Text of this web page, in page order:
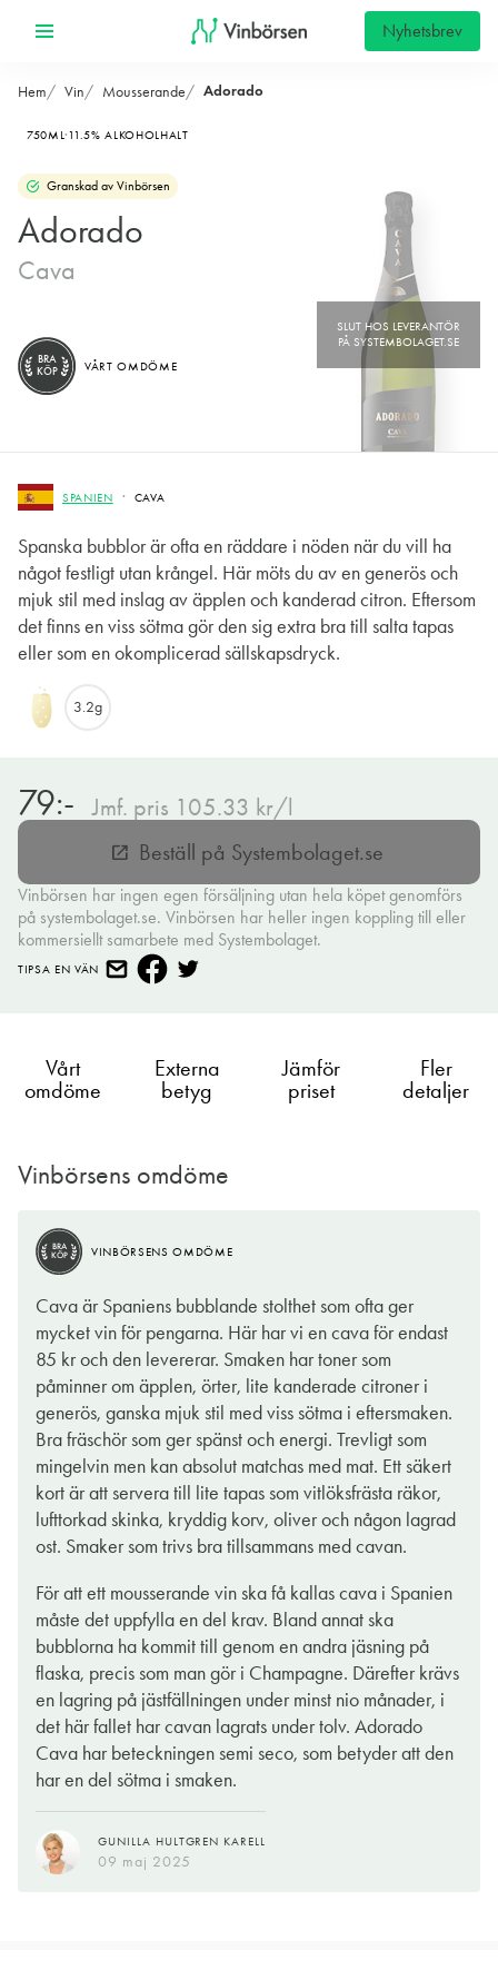
Nyhetsbrev
Hem Vin Mousserande Adorado
750ML 11.5% ALKOHOLHALT
Granskad av Vinbörsen
Adorado
Cava
SPANIEN CAVA
Spanska bubblor är ofta en räddare i nöden när du vill ha
något festligt utan krångel. Här möts du av en generös och
mjuk stil med inslag av äpplen och kanderad citron. Eftersom
det finns en viss sötma gör den sig extra bra till salta tapas
eller som en okomplicerad sällskapsdryck.
BRA
KÖP
VÅRT OMDÖME
3.2g
79:- Jmf. pris 105.33 kr/l
open_in_new Beställ på Systembolaget.se
Vinbörsen har ingen egen försäljning utan hela köpet genomförs
på systembolaget.se. Vinbörsen har heller ingen koppling till eller
kommersiellt samarbete med Systembolaget.
TIPSA EN VÄN
Vårt
omdöme
Externa
betyg
Jämför
priset
Fler
detaljer
Vinbörsens omdöme
BRA
KÖP
VINBÖRSENS OMDÖME
Cava är Spaniens bubblande stolthet som ofta ger
mycket vin för pengarna. Här har vi en cava för endast
85 kr och den levererar. Smaken har toner som
påminner om äpplen, örter, lite kanderade citroner i
generös, ganska mjuk stil med viss sötma i eftersmaken.
Bra fräschör som ger spänst och energi. Trevligt som
mingelvin men kan absolut matchas med mat. Ett säkert
kort är att servera till lite tapas som vitlöksfrästa räkor,
lufttorkad skinka, kryddig korv, oliver och någon lagrad
ost. Smaker som trivs bra tillsammans med cavan.
För att ett mousserande vin ska få kallas cava i Spanien
måste det uppfylla en del krav. Bland annat ska
bubblorna ha kommit till genom en andra jäsning på
flaska, precis som man gör i Champagne. Därefter krävs
en lagring på jästfällningen under minst nio månader, i
det här fallet har cavan lagrats under tolv. Adorado
Cava har beteckningen semi seco, som betyder att den
har en del sötma i smaken.
GUNILLA HULTGREN KARELL
09 maj 2025